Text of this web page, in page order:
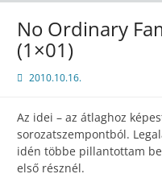
No Ordinary
(1×01)
2010.10.16.
Az idei – az átlaghoz
sorozatszempontból.
idén többe pillantottam
első résznél.